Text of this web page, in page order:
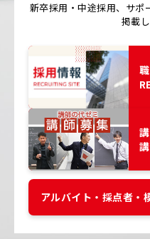
新卒採用・中途採用、サポ
掲載
アルバイト・採点者・